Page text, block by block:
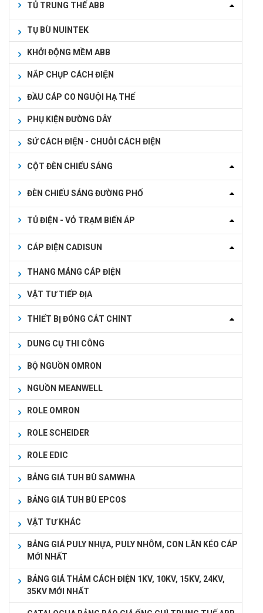
TỦ TRUNG THẾ ABB
TỤ BÙ NUINTEK
KHỞI ĐỘNG MỀM ABB
NẮP CHỤP CÁCH ĐIỆN
ĐẦU CÁP CO NGUỘI HẠ THẾ
PHỤ KIỆN ĐƯỜNG DÂY
SỨ CÁCH ĐIỆN - CHUỖI CÁCH ĐIỆN
CỘT ĐÈN CHIẾU SÁNG
ĐÈN CHIẾU SÁNG ĐƯỜNG PHỐ
TỦ ĐIỆN - VỎ TRẠM BIẾN ÁP
CÁP ĐIỆN CADISUN
THANG MÁNG CÁP ĐIỆN
VẬT TƯ TIẾP ĐỊA
THIẾT BỊ ĐÓNG CẮT CHINT
DUNG CỤ THI CÔNG
BỘ NGUỒN OMRON
NGUỒN MEANWELL
ROLE OMRON
ROLE SCHEIDER
ROLE EDIC
BẢNG GIÁ TUH BÙ SAMWHA
BẢNG GIÁ TUH BÙ EPCOS
VẬT TƯ KHÁC
BẢNG GIÁ PULY NHỰA, PULY NHÔM, CON LĂN KÉO CÁP
MỚI NHẤT
BẢNG GIÁ THẢM CÁCH ĐIỆN 1KV, 10KV, 15KV, 24KV,
35KV MỚI NHẤT